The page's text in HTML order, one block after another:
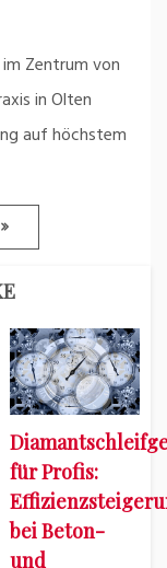
Zentrum von
in Olten
auf höchstem
für Profis:
bei Beton-
und